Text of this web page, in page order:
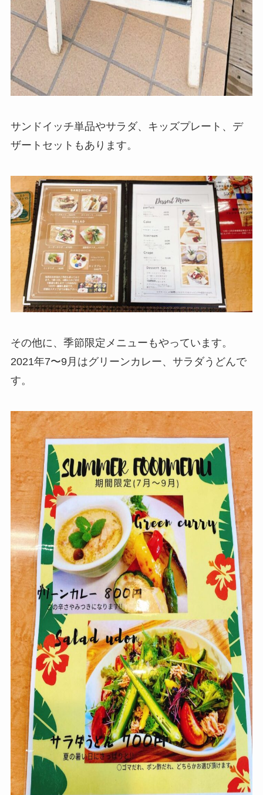
サンドイッチ単品やサラダ、キッズプレート、デ
ザートセットもあります。
その他に、季節限定メニューもやっています。
2021年7〜9月はグリーンカレー、サラダうどんで
す。